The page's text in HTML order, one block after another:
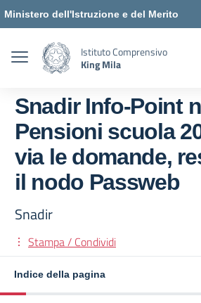
Vai ai contenuti
Vai al menu di navigazione
Vai al footer
Ministero dell'Istruzione e del Merito
Istituto Comprensivo
King Mila
Snadir Info-Point
Pensioni scuola
via le domande,
il nodo Passweb
Snadir
Stampa / Condividi
Indice della pagina